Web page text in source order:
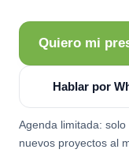
Quiero mi
Hablar por
Agenda limitada:
nuevos proyectos al